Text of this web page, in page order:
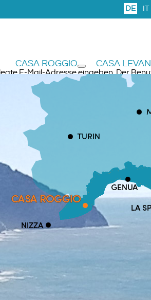
DE IT
CASA
CASA ROGGIO
E-Mail-Adresse eingeben. Der